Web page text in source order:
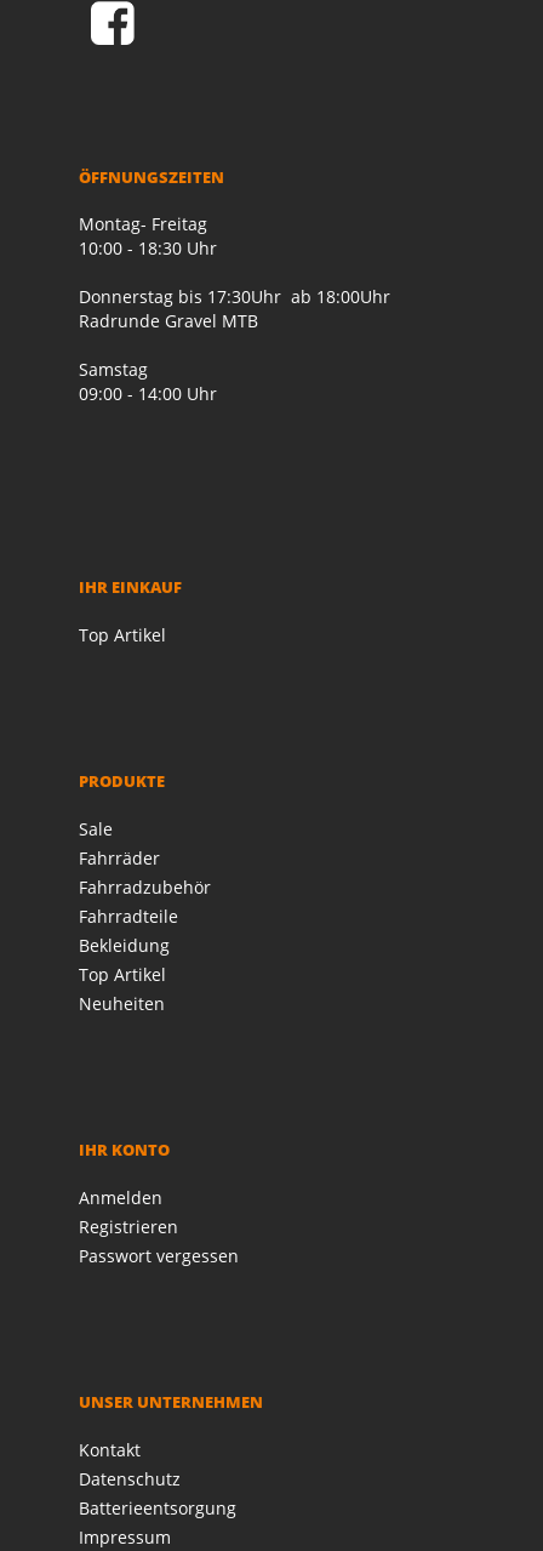
ÖFFNUNGSZEITEN
Montag- Freitag
10:00 - 18:30 Uhr
Donnerstag bis 17:30Uhr ab 18:00Uhr
Radrunde Gravel MTB
Samstag
09:00 - 14:00 Uhr
IHR EINKAUF
Top Artikel
PRODUKTE
Sale
Fahrräder
Fahrradzubehör
Fahrradteile
Bekleidung
Top Artikel
Neuheiten
IHR KONTO
Anmelden
Registrieren
Passwort vergessen
UNSER UNTERNEHMEN
Kontakt
Datenschutz
Batterieentsorgung
Impressum